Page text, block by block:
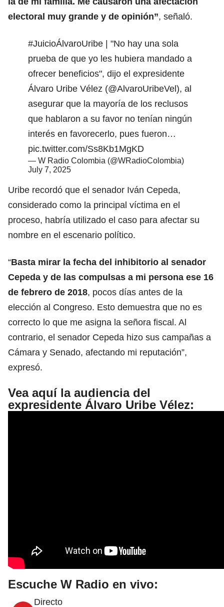
electoral muy grande y de opinión”, señaló.
#JuicioÁlvaroUribe | "No hay una sola
prueba de que yo les hubiera mandado a
ofrecer beneficios", dijo el expresidente
Álvaro Uribe Vélez (@AlvaroUribeVel), al
asegurar que la mayoría de los reclusos
que hablaron a su favor no tenían ningún
interés en favorecerlo, pues fueron…
pic.twitter.com/Ss8Kb1MgKD
— W Radio Colombia (@WRadioColombia)
July 7, 2025
Uribe recordó que el senador Iván Cepeda,
considerado como la principal víctima en el
proceso, habría utilizado el caso para afectar su
nombre en el escenario político.
“Basta mirar la fecha del inhibitorio al senador
Cepeda y de las compulsas a mi persona ese 16
de febrero de 2018, pocos días antes de la
elección al Congreso. Esto demuestra que no es
correcto lo que me asigna la señora fiscal. Al
contrario, el senador Cepeda hizo sus campañas a
Cámara y Senado, afectando mi reputación”,
expresó.
Vea aquí la audiencia del
expresidente Álvaro Uribe Vélez:
Escuche W Radio en vivo:
Directo